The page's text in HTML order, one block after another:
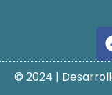
© 2024 |